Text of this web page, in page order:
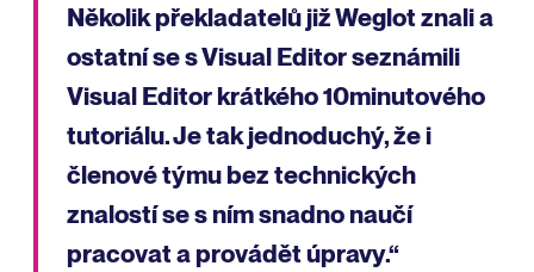
Několik překladatelů již Weglot znali a
ostatní se s Visual Editor seznámili
Visual Editor krátkého 10minutového
tutoriálu. Je tak jednoduchý, že i
členové týmu bez technických
znalostí se s ním snadno naučí
pracovat a provádět úpravy.“